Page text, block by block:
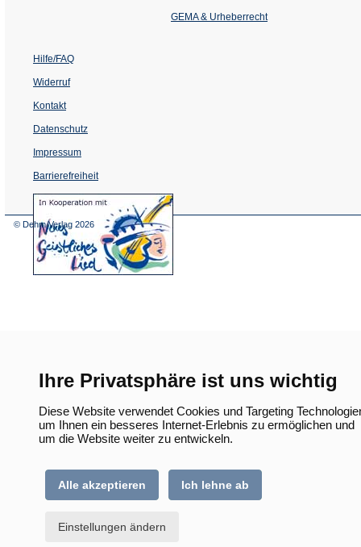
Ihre Privatsphäre ist uns wichtig
Diese Website verwendet Cookies und Targeting
um Ihnen ein besseres Internet-Erlebnis zu ermöglichen und
um die Website weiter zu entwickeln.
Alle akzeptieren Ich lehne ab
Einstellungen ändern
Tab)
GEMA & Urheberrecht
Hilfe/FAQ
Widerruf
Kontakt
Datenschutz
Impressum
Barrierefreiheit
(Öffnet
in
© Dehm Verlag 2026